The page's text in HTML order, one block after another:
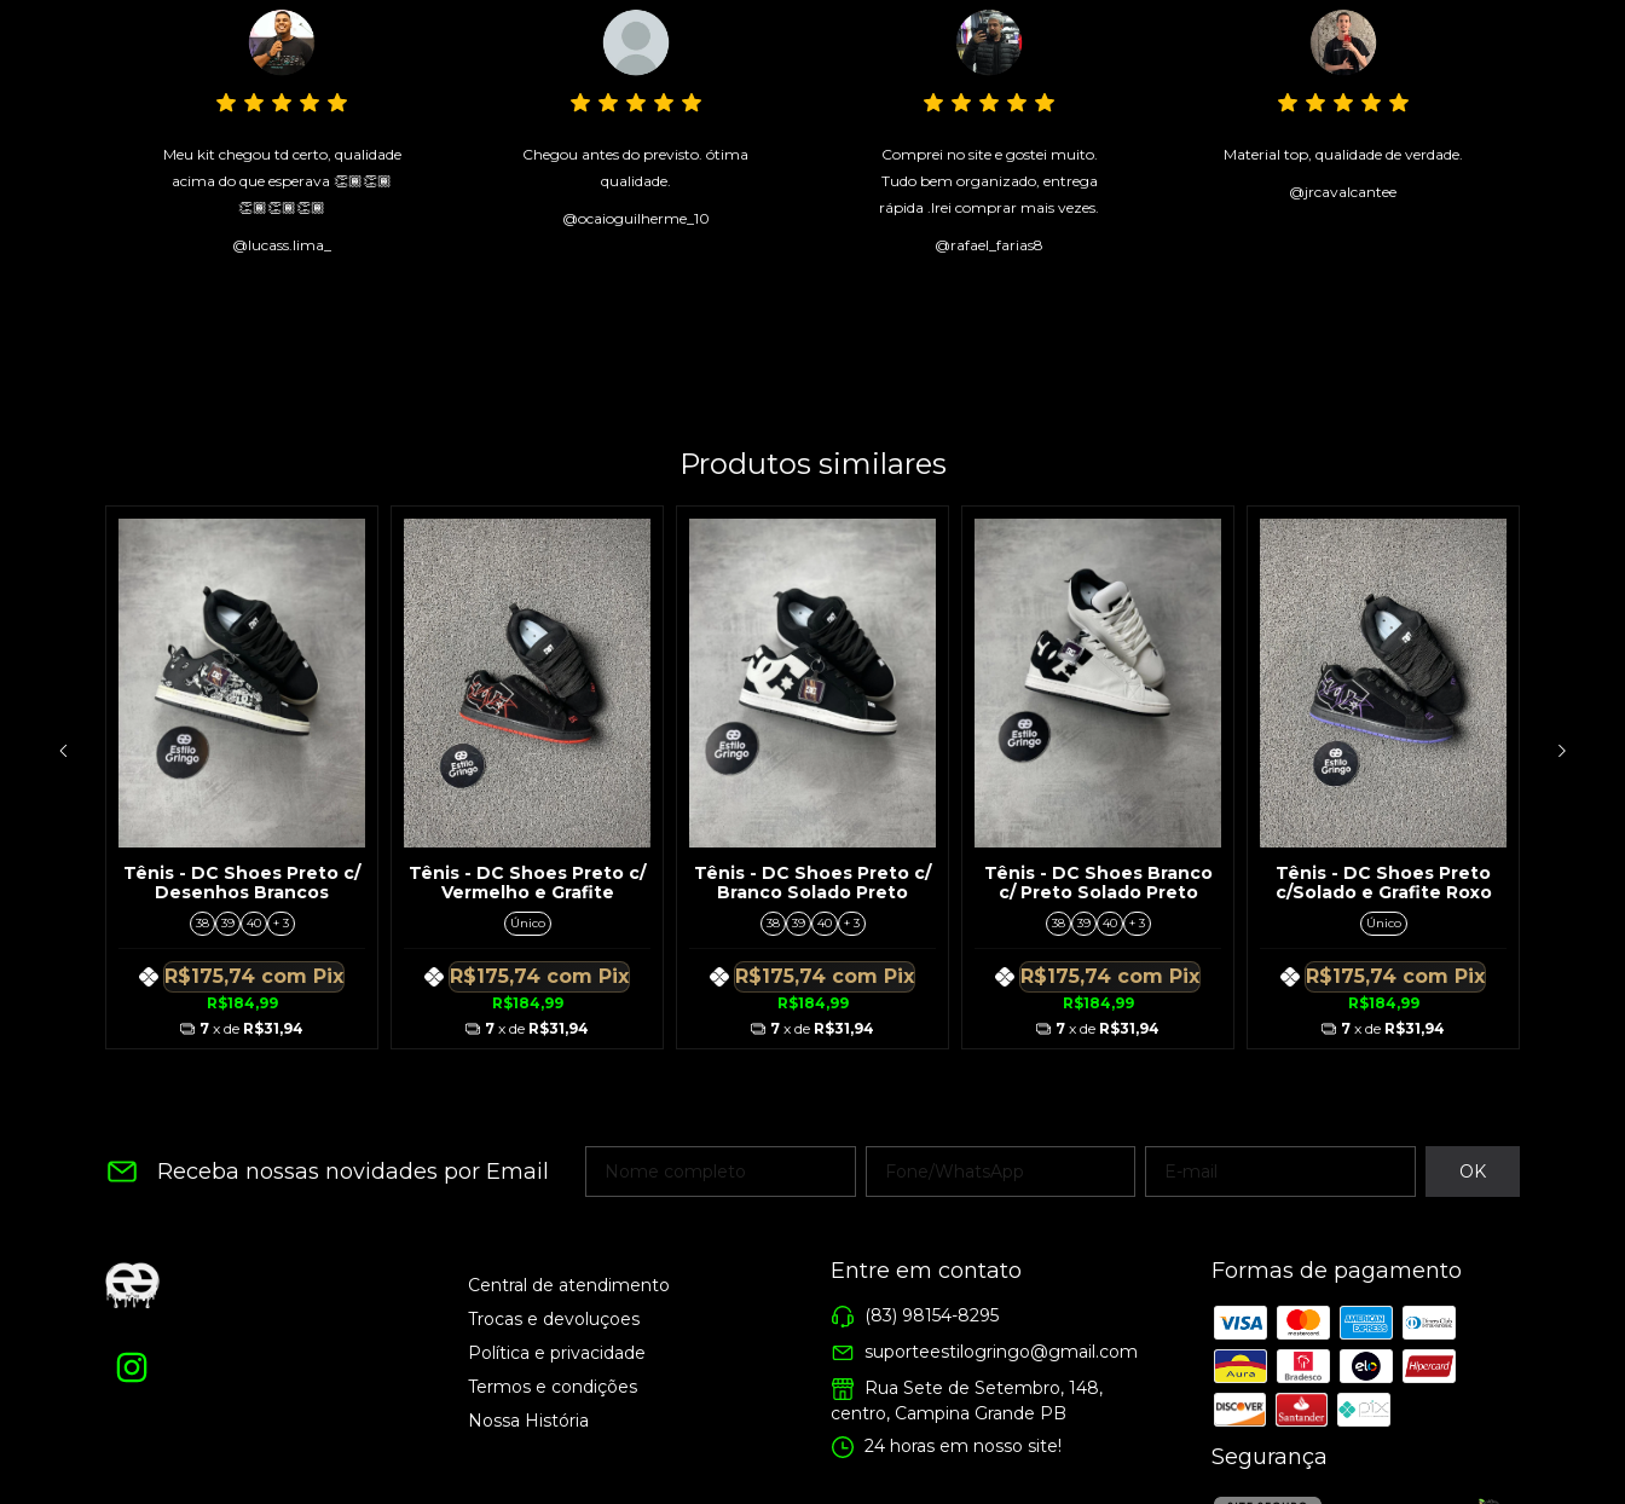
Meu kit chegou td certo, qualidade
acima do que esperava 👏🏾👏🏾
👏🏾👏🏾👏🏾
@lucass.lima_
Chegou antes do previsto. ótima
qualidade.
@ocaioguilherme_10
Comprei no site e gostei muito.
Tudo bem organizado, entrega
rápida .Irei comprar mais vezes.
@rafael_farias8
Material top, qualidade de verdade.
@jrcavalcantee
Produtos similares
Tênis - DC Shoes Preto c/
Desenhos Brancos
38 39 40 + 3
R$184,99
R$175,74 com Pix
7 x de R$31,94
Tênis - DC Shoes Preto c/
Vermelho e Grafite
Único
R$184,99
R$175,74 com Pix
7 x de R$31,94
Tênis - DC Shoes Preto c/
Branco Solado Preto
38 39 40 + 3
R$184,99
R$175,74 com Pix
7 x de R$31,94
Tênis - DC Shoes Branco
c/ Preto Solado Preto
38 39 40 + 3
R$184,99
R$175,74 com Pix
7 x de R$31,94
Tênis - DC Shoes Preto
c/Solado e Grafite Roxo
Único
R$184,99
R$175,74 com Pix
7 x de R$31,94
Receba nossas novidades por Email
Central de atendimento
Trocas e devoluçoes
Política e privacidade
Termos e condições
Nossa História
Entre em contato
(83) 98154-8295
suporteestilogringo@gmail.com
Rua Sete de Setembro, 148,
centro, Campina Grande PB
24 horas em nosso site!
Formas de pagamento
Segurança